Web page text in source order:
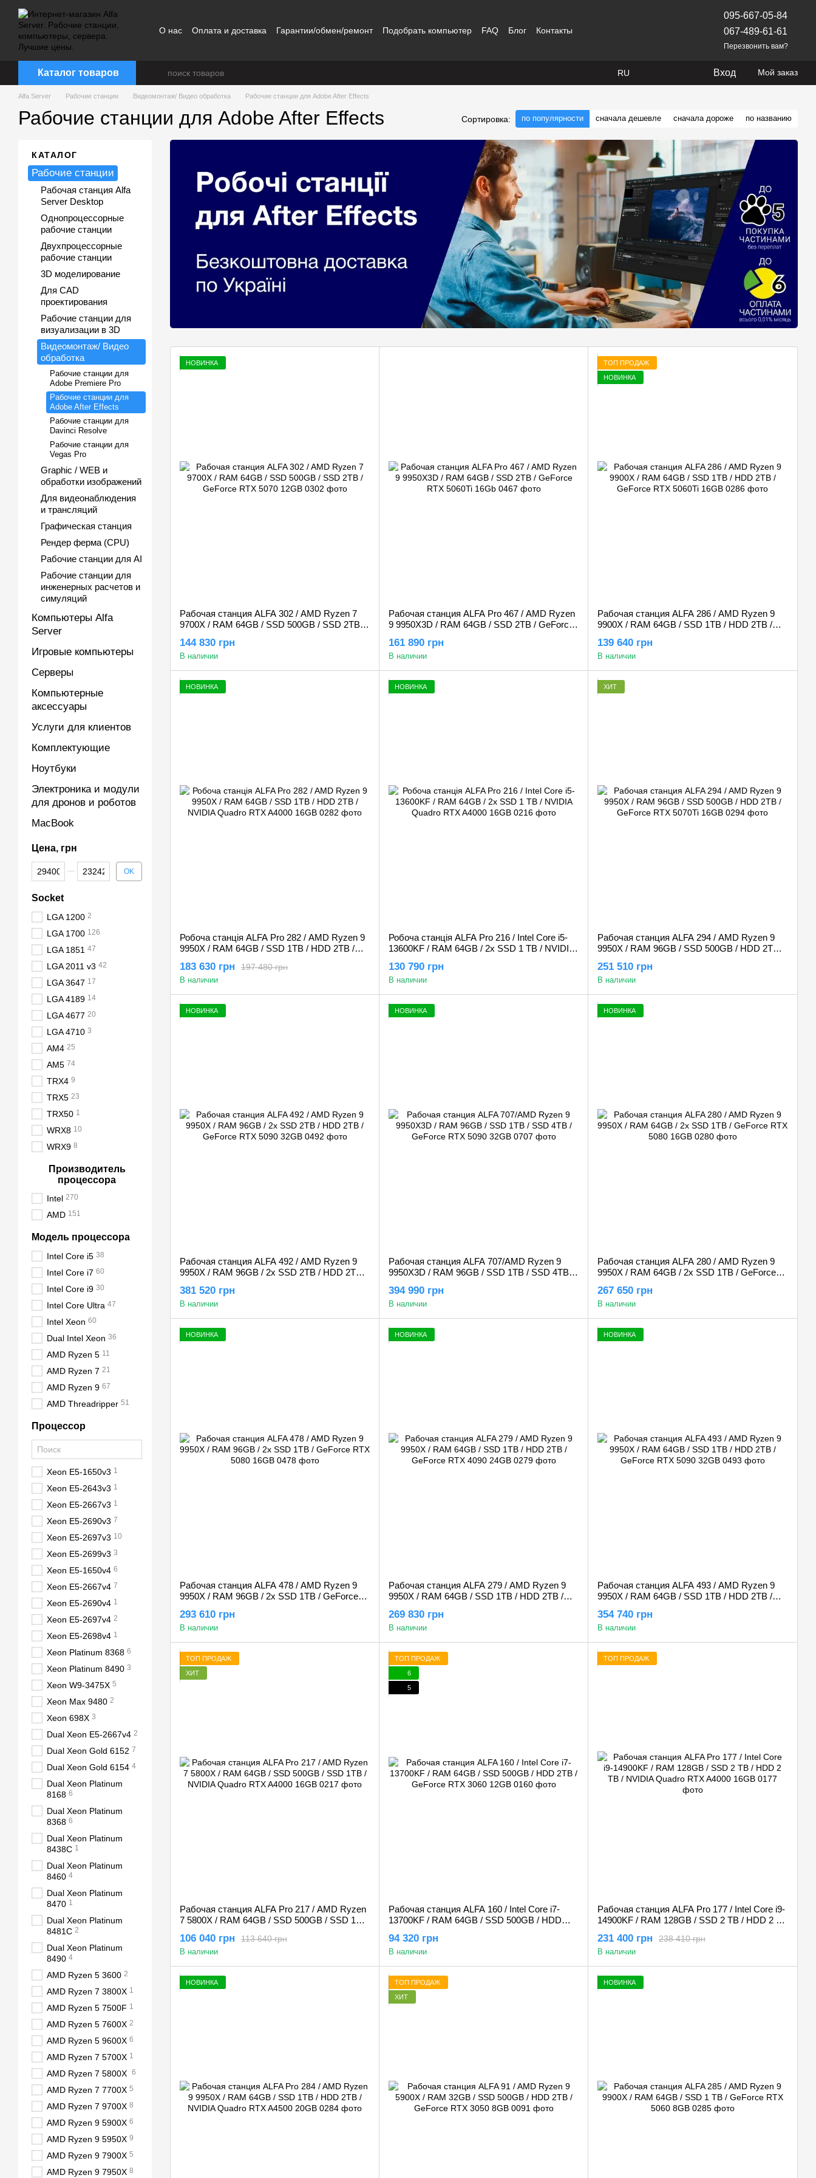
Перейти к основному контенту
О нас Оплата и доставка Гарантии/обмен/ремонт Подобрать компьютер FAQ Блог Контакты
095-667-05-84
067-489-61-61
Перезвонить вам?
Каталог товаров RU Вход Мой заказ
Alfa Server Рабочие станции Видеомонтаж/ Видео обработка Рабочие станции для Adobe After Effects
Рабочие станции для Adobe After Effects Сортировка: по популярности сначала дешевле сначала дороже по названию
НОВИНКА
Рабочая станция ALFA 302 / AMD Ryzen 7
9700X / RAM 64GB / SSD 500GB / SSD 2TB /
144 830 грн
В наличии
Рабочая станция ALFA Pro 467 / AMD Ryzen
9 9950X3D / RAM 64GB / SSD 2TB / GeForce
161 890 грн
В наличии
ТОП ПРОДАЖ
НОВИНКА
Рабочая станция ALFA 286 / AMD Ryzen 9
9900X / RAM 64GB / SSD 1TB / HDD 2TB /
139 640 грн
В наличии
НОВИНКА
Робоча станція ALFA Pro 282 / AMD Ryzen 9
9950X / RAM 64GB / SSD 1TB / HDD 2TB /
197 480 грн
183 630 грн
В наличии
НОВИНКА
Робоча станція ALFA Pro 216 / Intel Core i5-
13600KF / RAM 64GB / 2x SSD 1 TB / NVIDIA
130 790 грн
В наличии
ХИТ
Рабочая станция ALFA 294 / AMD Ryzen 9
9950X / RAM 96GB / SSD 500GB / HDD 2TB /
251 510 грн
В наличии
НОВИНКА
Рабочая станция ALFA 492 / AMD Ryzen 9
9950X / RAM 96GB / 2x SSD 2TB / HDD 2TB /
381 520 грн
В наличии
НОВИНКА
Рабочая станция ALFA 707/AMD Ryzen 9
9950X3D / RAM 96GB / SSD 1TB / SSD 4TB /
394 990 грн
В наличии
НОВИНКА
Рабочая станция ALFA 280 / AMD Ryzen 9
9950X / RAM 64GB / 2x SSD 1TB / GeForce
267 650 грн
В наличии
НОВИНКА
Рабочая станция ALFA 478 / AMD Ryzen 9
9950X / RAM 96GB / 2x SSD 1TB / GeForce
293 610 грн
В наличии
НОВИНКА
Рабочая станция ALFA 279 / AMD Ryzen 9
9950X / RAM 64GB / SSD 1TB / HDD 2TB /
269 830 грн
В наличии
НОВИНКА
Рабочая станция ALFA 493 / AMD Ryzen 9
9950X / RAM 64GB / SSD 1TB / HDD 2TB /
354 740 грн
В наличии
ТОП ПРОДАЖ
ХИТ
Рабочая станция ALFA Pro 217 / AMD Ryzen
7 5800X / RAM 64GB / SSD 500GB / SSD 1TB
113 640 грн
106 040 грн
В наличии
ТОП ПРОДАЖ
6
5
Рабочая станция ALFA 160 / Intel Core i7-
13700KF / RAM 64GB / SSD 500GB / HDD
94 320 грн
В наличии
ТОП ПРОДАЖ
Рабочая станция ALFA Pro 177 / Intel Core i9-
14900KF / RAM 128GB / SSD 2 TB / HDD 2 TB
238 410 грн
231 400 грн
В наличии
НОВИНКА
ТОП ПРОДАЖ
ХИТ
НОВИНКА
КАТАЛОГ
Рабочие станции
Рабочая станция Alfa
Server Desktop
Однопроцессорные
рабочие станции
Двухпроцессорные
рабочие станции
3D моделирование
Для CAD
проектирования
Рабочие станции для
визуализации в 3D
Видеомонтаж/ Видео
обработка
Рабочие станции для
Adobe Premiere Pro
Рабочие станции для
Adobe After Effects
Рабочие станции для
Davinci Resolve
Рабочие станции для
Vegas Pro
Graphic / WEB и
обработки изображений
Для видеонаблюдения
и трансляций
Графическая станция
Рендер ферма (CPU)
Рабочие станции для AI
Рабочие станции для
инженерных расчетов и
симуляций
Компьютеры Alfa
Server
Игровые компьютеры
Серверы
Компьютерные
аксессуары
Услуги для клиентов
Комплектующие
Ноутбуки
Электроника и модули
для дронов и роботов
MacBook
Цена, грн
От Цена, грн
До Цена, грн OK
Socket
LGA 1200 2
LGA 1700 126
LGA 1851 47
LGA 2011 v3 42
LGA 3647 17
LGA 4189 14
LGA 4677 20
LGA 4710 3
AM4 25
AM5 74
TRX4 9
TRX5 23
TRX50 1
WRX8 10
WRX9 8
Производитель
процессора
Intel 270
AMD 151
Модель процессора
Intel Core i5 38
Intel Core i7 60
Intel Core i9 30
Intel Core Ultra 47
Intel Xeon 60
Dual Intel Xeon 36
AMD Ryzen 5 11
AMD Ryzen 7 21
AMD Ryzen 9 67
AMD Threadripper 51
Процессор
Xeon E5-1650v3 1
Xeon E5-2643v3 1
Xeon E5-2667v3 1
Xeon E5-2690v3 7
Xeon E5-2697v3 10
Xeon E5-2699v3 3
Xeon E5-1650v4 6
Xeon E5-2667v4 7
Xeon E5-2690v4 1
Xeon E5-2697v4 2
Xeon E5-2698v4 1
Xeon Platinum 8368 6
Xeon Platinum 8490 3
Xeon W9-3475X 5
Xeon Max 9480 2
Xeon 698X 3
Dual Xeon E5-2667v4 2
Dual Xeon Gold 6152 7
Dual Xeon Gold 6154 4
Dual Xeon Platinum
8168 6
Dual Xeon Platinum
8368 6
Dual Xeon Platinum
8438C 1
Dual Xeon Platinum
8460 4
Dual Xeon Platinum
8470 1
Dual Xeon Platinum
8481C 2
Dual Xeon Platinum
8490 4
AMD Ryzen 5 3600 2
AMD Ryzen 7 3800X 1
AMD Ryzen 5 7500F 1
AMD Ryzen 5 7600X 2
AMD Ryzen 5 9600X 6
AMD Ryzen 7 5700X 1
AMD Ryzen 7 5800X 6
AMD Ryzen 7 7700X 5
AMD Ryzen 7 9700X 8
AMD Ryzen 9 5900X 6
AMD Ryzen 9 5950X 9
AMD Ryzen 9 7900X 5
AMD Ryzen 9 7950X 8